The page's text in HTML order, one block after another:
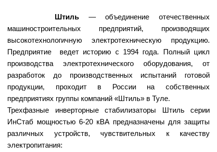
Штиль — объединение отечественных
машиностроительных предприятий, производящих
высокотехнологичную электротехническую продукцию.
Предприятие ведет историю с 1994 года. Полный цикл
производства электротехнического оборудования, от
разработок до производственных испытаний готовой
продукции, проходит в России на собственных
предприятиях группы компаний «Штиль» в Туле.
Трехфазные инверторные стабилизаторы Штиль серии
ИнСтаб мощностью 6-20 кВА предназначены для защиты
различных устройств, чувствительных к качеству
электропитания: